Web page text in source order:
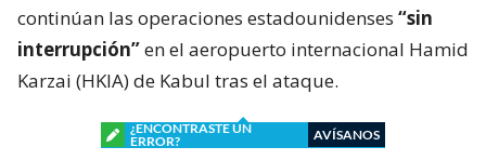
continúan las operaciones estadounidenses “sin
interrupción”en el aeropuerto internacional Hamid
Karzai (HKIA) de Kabul tras el ataque.
¿ENCONTRASTE UN
ERROR?
AVÍSANOS